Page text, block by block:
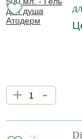
Атодерм Гель
состав
составе
+ -